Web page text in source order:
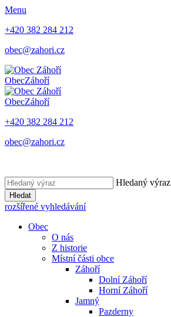
Menu
+420 382 284 212
obec@zahori.cz
ObecZáhoří
ObecZáhoří
+420 382 284 212
obec@zahori.cz
Hledaný výraz
Hledat
rozšířené vyhledávání
Obec
O nás
Z historie
Místní části obce
Záhoří
Dolní Záhoří
Horní Záhoří
Jamný
Pazderny